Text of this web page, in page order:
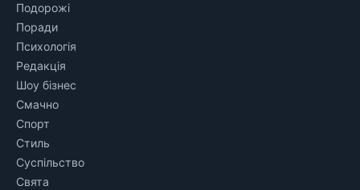
Подорожі
Поради
Психологія
Редакція
Шоу бізнес
Смачно
Спорт
Стиль
Суспільство
Свята